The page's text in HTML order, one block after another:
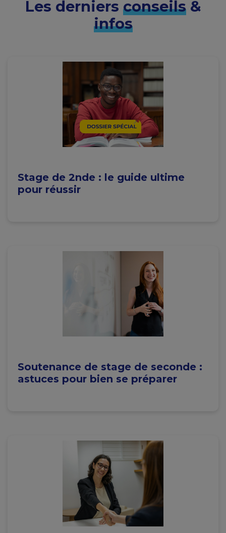
Les derniers conseils&
infos
Stage de 2nde : le guide ultime
pour réussir
Soutenance de stage de seconde :
astuces pour bien se préparer